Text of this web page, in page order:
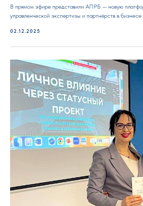
В прямом эфире представили АПРБ — новую
управленческой экспертизы и партнёрств в бизнесе
02.12.2025